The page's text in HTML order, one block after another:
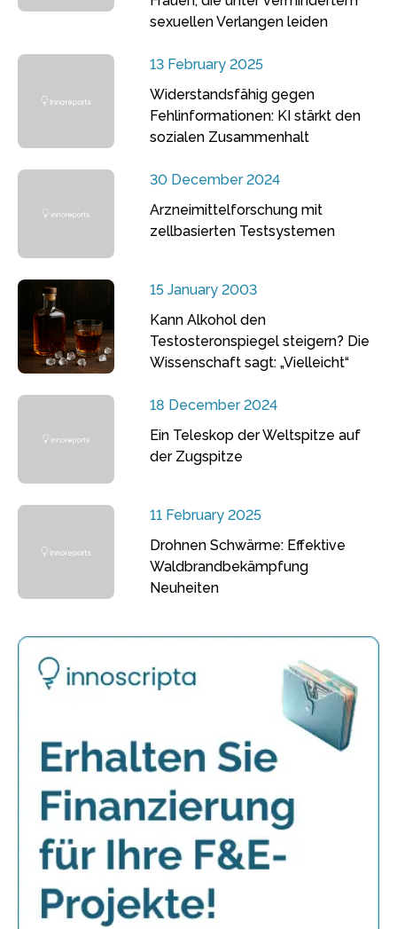
sexuellen Verlangen leiden
13 February 2025
Widerstandsfähig gegen
Fehlinformationen: KI stärkt den
sozialen Zusammenhalt
30 December 2024
Arzneimittelforschung mit
zellbasierten Testsystemen
15 January 2003
Kann Alkohol den
Testosteronspiegel steigern? Die
Wissenschaft sagt: „Vielleicht“
18 December 2024
Ein Teleskop der Weltspitze auf
der Zugspitze
11 February 2025
Drohnen Schwärme: Effektive
Waldbrandbekämpfung
Neuheiten